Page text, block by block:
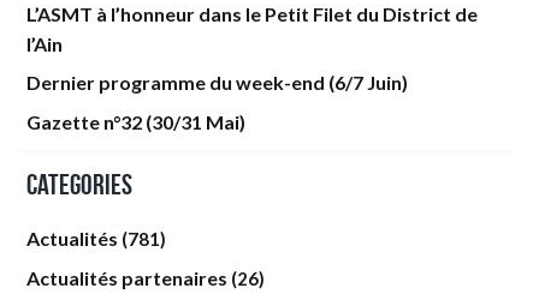
L’ASMT à l’honneur dans le Petit Filet du District de
l’Ain
Dernier programme du week-end (6/7 Juin)
Gazette n°32 (30/31 Mai)
Categories
Actualités (781)
Actualités partenaires (26)